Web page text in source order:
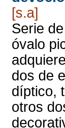
[s.a]
Serie
óvalo
dos de
díptico,
otros